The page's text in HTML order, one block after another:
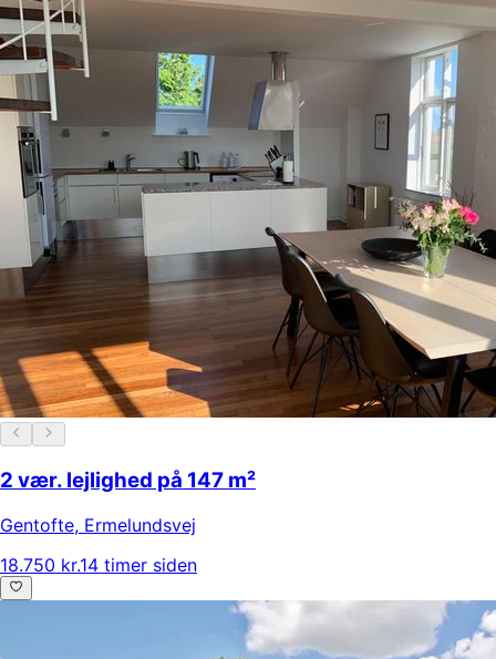
2 vær. lejlighed på 147 m²
Gentofte, Ermelundsvej
18.750 kr.14 timer siden